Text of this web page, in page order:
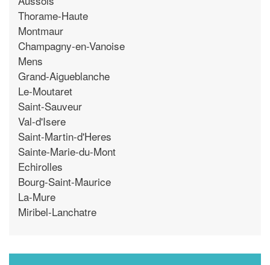
Thorame-Haute
Montmaur
Champagny-en-Vanoise
Mens
Grand-Aigueblanche
Le-Moutaret
Saint-Sauveur
Val-d'Isere
Saint-Martin-d'Heres
Sainte-Marie-du-Mont
Echirolles
Bourg-Saint-Maurice
La-Mure
Miribel-Lanchatre